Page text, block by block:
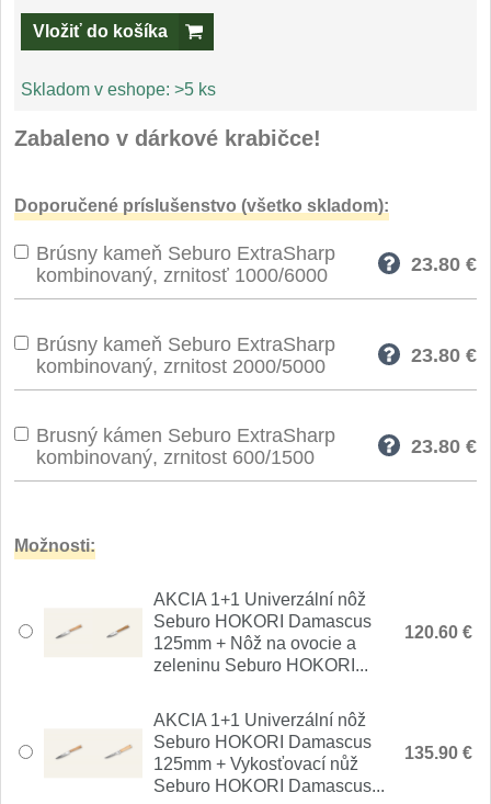
Doplňky a díly
Nože SEBURO
Nože Seburo SARADA 93
Nože Seburo SUBAJA 92
Nože Seburo HOKORI 37
Nože Seburo WEST
Nože Tojiro Shippu 2
Nože Tojiro Zen 1
Nože Samura
Vložiť do košíka
Skladom v eshope: >5 ks
Zabaleno v dárkové krabičce!
Doporučené príslušenstvo (všetko skladom):
Brúsny kameň Seburo ExtraSharp
kombinovaný, zrnitosť 1000/6000
23.80 €
Brúsny kameň Seburo ExtraSharp
kombinovaný, zrnitost 2000/5000
23.80 €
Brusný kámen Seburo ExtraSharp
kombinovaný, zrnitost 600/1500
23.80 €
Možnosti:
AKCIA 1+1 Univerzální nôž
Seburo HOKORI Damascus
125mm + Nôž na ovocie a
zeleninu Seburo HOKORI...
120.60 €
AKCIA 1+1 Univerzální nôž
Seburo HOKORI Damascus
125mm + Vykosťovací nůž
Seburo HOKORI Damascus...
135.90 €